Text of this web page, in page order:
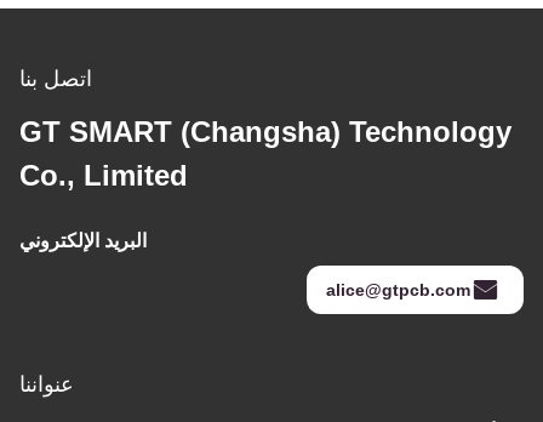
اتصل بنا
GT SMART (Changsha) Technology
Co., Limited
البريد الإلكتروني
alice@gtpcb.com
عنواننا